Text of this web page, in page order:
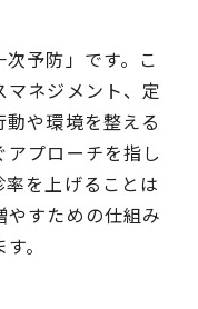
予防」です。こ
ネジメント、定
や環境を整える
プローチを指し
を上げることは
すための仕組み
。